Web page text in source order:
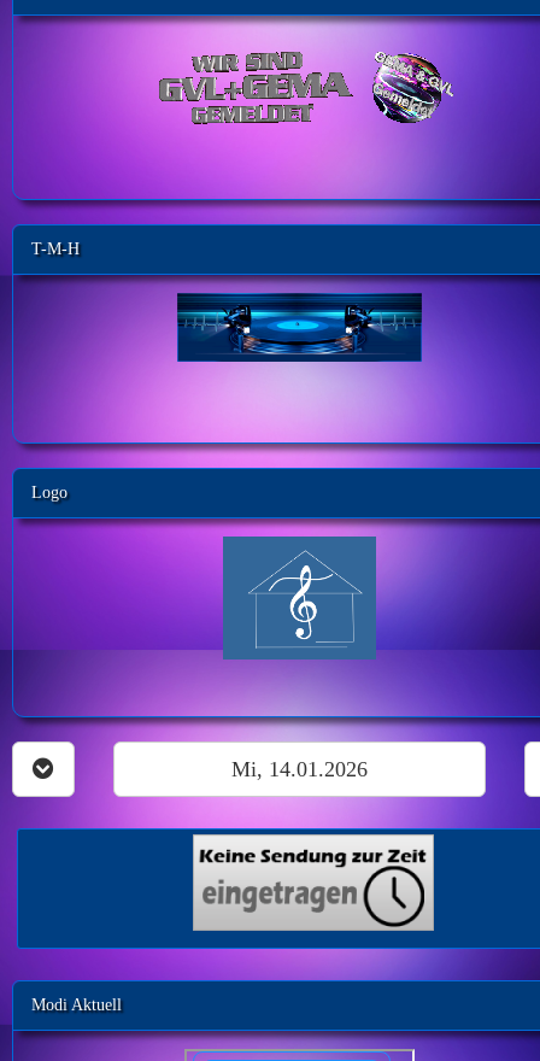
T-M-H
Logo
Mi, 14.01.2026
Modi Aktuell